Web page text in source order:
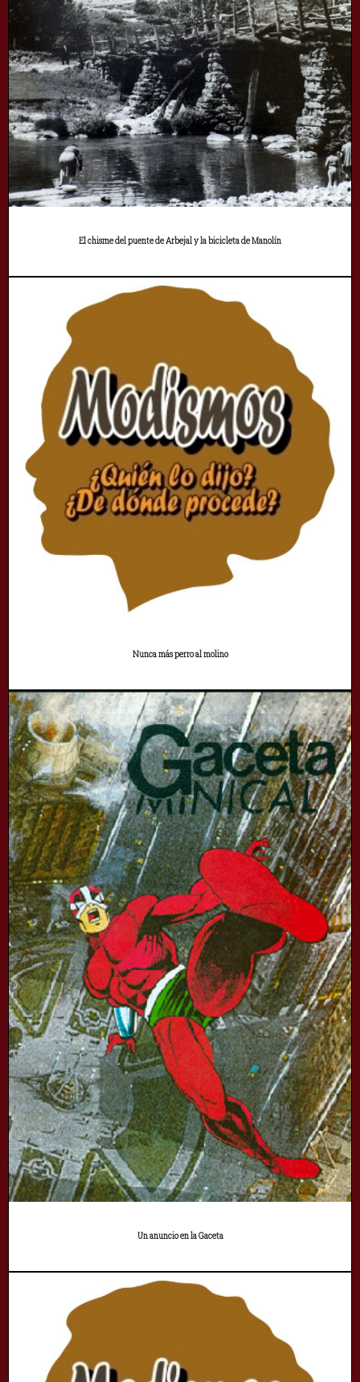
El chisme del puente de Arbejal y la bicicleta de Manolín
Nunca más perro al molino
Un anuncio en la Gaceta